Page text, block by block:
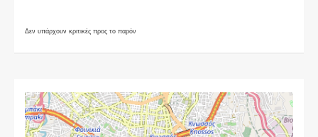
Δεν υπάρχουν κριτικές προς το παρόν